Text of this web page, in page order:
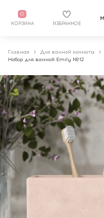
0
КОРЗИНА ИЗБРАННОЕ
Главная Для ванной комнаты
Набор для ванной Emily №12